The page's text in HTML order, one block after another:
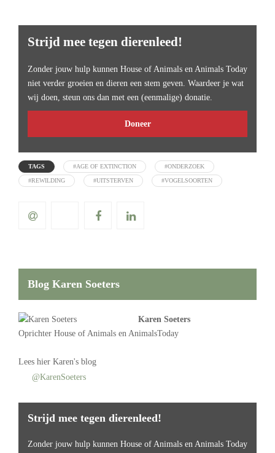
Strijd mee tegen dierenleed!
Zonder jouw hulp kunnen House of Animals en Animals Today
niet verder groeien en dieren een stem geven. Waardeer je wat
wij doen, steun ons dan met een (eenmalige) donatie.
Doneer
TAGS #AGE OF EXTINCTION #ONDERZOEK
#REWILDING #UITSTERVEN #VOGELSOORTEN
Blog Karen Soeters
Karen Soeters
Oprichter House of Animals en AnimalsToday
Lees hier Karen's blog
@KarenSoeters
Strijd mee tegen dierenleed!
Zonder jouw hulp kunnen House of Animals en Animals Today